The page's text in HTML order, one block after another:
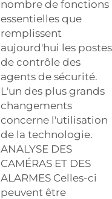
nombre de fonctions
essentielles que
remplissent
aujourd'hui les postes
de contrôle des
agents de sécurité.
L'un des plus grands
changements
concerne l'utilisation
de la technologie.
ANALYSE DES
CAMÉRAS ET DES
ALARMES Celles-ci
peuvent être